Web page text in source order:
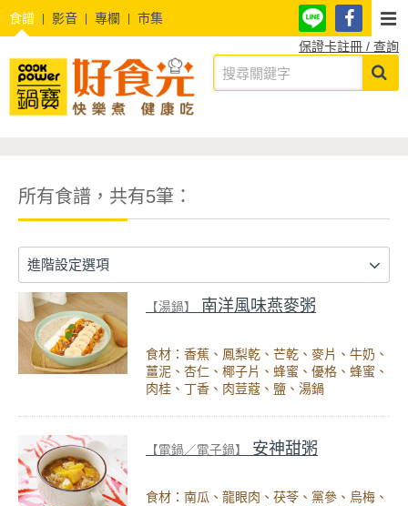
食譜 影音 專欄
市集
保證卡註冊 / 查詢
所有食譜，共有5筆：
進階設定選項
【湯鍋】 南洋風味燕麥粥
食材：香蕉、鳳梨乾、芒乾、麥片、牛奶、
薑泥、杏仁、椰子片、蜂蜜、優格、蜂蜜、
肉桂、丁香、肉荳蔻、鹽、湯鍋
【電鍋／電子鍋】 安神甜粥
食材：南瓜、龍眼肉、茯苓、黨參、烏梅、